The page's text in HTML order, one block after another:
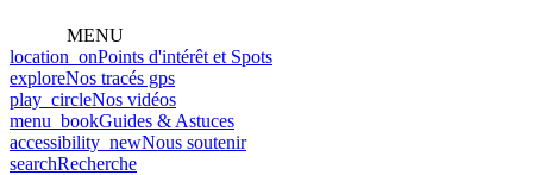
MENU
location_onPoints d'intérêt et Spots
exploreNos tracés gps
play_circleNos vidéos
menu_bookGuides & Astuces
accessibility_newNous soutenir
searchRecherche